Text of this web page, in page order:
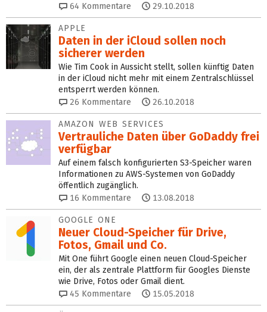
64 Kommentare 29.10.2018
APPLE
Daten in der iCloud sollen noch
sicherer werden
Wie Tim Cook in Aussicht stellt, sollen künftig Daten
in der iCloud nicht mehr mit einem Zentralschlüssel
entsperrt werden können.
26 Kommentare 26.10.2018
AMAZON WEB SERVICES
Vertrauliche Daten über GoDaddy frei
verfügbar
Auf einem falsch konfigurierten S3-Speicher waren
Informationen zu AWS-Systemen von GoDaddy
öffentlich zugänglich.
16 Kommentare 13.08.2018
GOOGLE ONE
Neuer Cloud-Speicher für Drive,
Fotos, Gmail und Co.
Mit One führt Google einen neuen Cloud-Speicher
ein, der als zentrale Plattform für Googles Dienste
wie Drive, Fotos oder Gmail dient.
45 Kommentare 15.05.2018